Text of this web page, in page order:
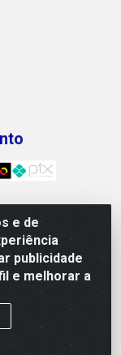
e de
publicidade
e melhorar a
(412 Norte),
TO - CEP
02